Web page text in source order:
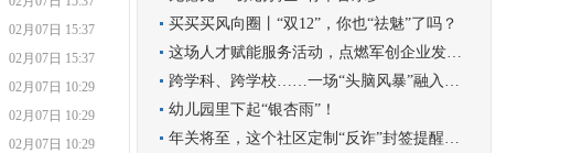
02月07日 15:37
02月07日 15:37
02月07日 10:29
02月07日 10:29
02月07日 10:29
买买买风向圈丨“双12”，你也“祛魅”了吗？
这场人才赋能服务活动，点燃军创企业发展新引擎
跨学科、跨学校……一场“头脑风暴”融入学科实践
幼儿园里下起“银杏雨”！
年关将至，这个社区定制“反诈”封签提醒群众守好钱袋子